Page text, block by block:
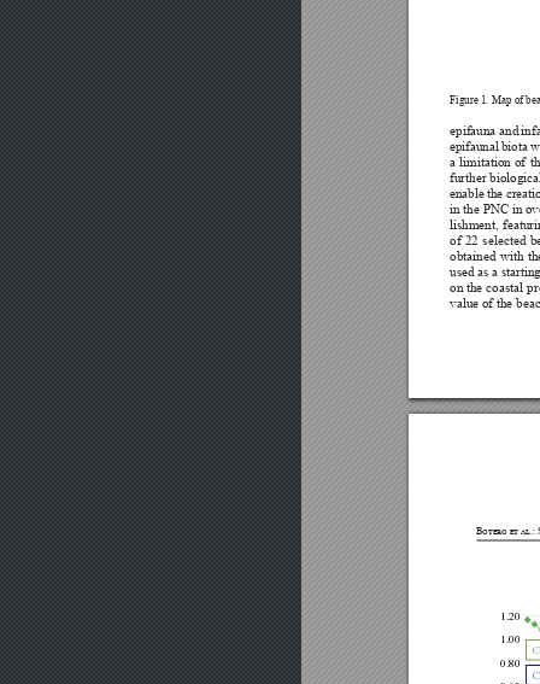


  


 
 
 
Botero et al.:
1.20
1.00
0.80